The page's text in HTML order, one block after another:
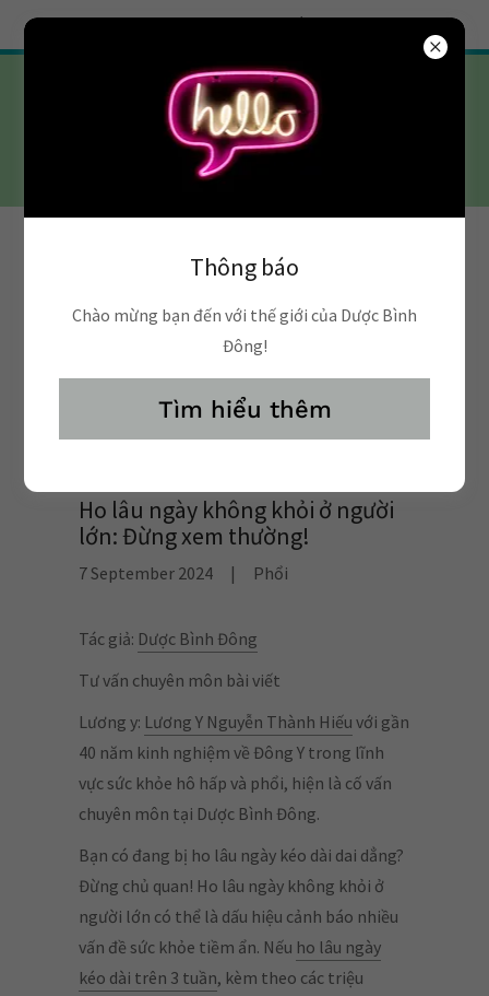
02839808808
Blog của tôi
All Posts
Ho lâu ngày không khỏi ở người
lớn: Đừng xem thường!
7 September 2024 | Phổi
Tác giả: Dược Bình Đông
Tư vấn chuyên môn bài viết
Lương y: Lương Y Nguyễn Thành Hiếu với gần
40 năm kinh nghiệm về Đông Y trong lĩnh
vực sức khỏe hô hấp và phổi, hiện là cố vấn
chuyên môn tại Dược Bình Đông.
Bạn có đang bị ho lâu ngày kéo dài dai dẳng?
Đừng chủ quan! Ho lâu ngày không khỏi ở
người lớn có thể là dấu hiệu cảnh báo nhiều
vấn đề sức khỏe tiềm ẩn. Nếu ho lâu ngày
kéo dài trên 3 tuần, kèm theo các triệu
Thông báo
Chào mừng bạn đến với thế giới của Dược Bình
Đông!
Tìm hiểu thêm